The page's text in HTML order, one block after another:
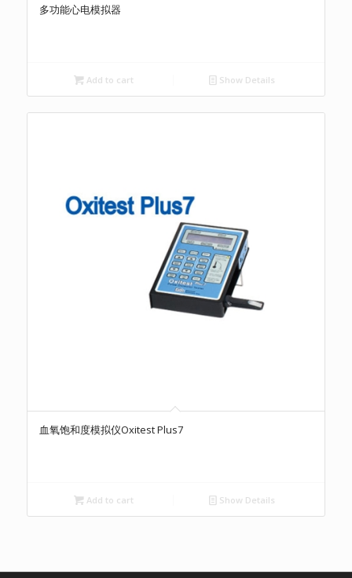
多功能心电模拟器
Add to cart Show Details
血氧饱和度模拟仪Oxitest Plus7
Add to cart Show Details